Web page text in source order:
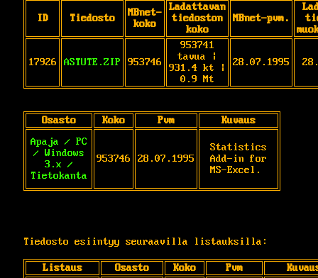
ID Tiedosto
MBnet-
koko
Ladattavan
tiedoston
koko
MBnet-pvm.
17926 ASTUTE.ZIP 953746
953741
tavua |
931.4 kt |
0.9 Mt
28.07.1995
Osasto Koko Pvm
Kuvaus
Apaja / PC
/ Windows
3.x /
Tietokanta
953746 28.07.1995
Statistics
Add-in for
MS-Excel.
Tiedosto esiintyy seuraavilla listauksilla:
Listaus Osasto Koko Pvm